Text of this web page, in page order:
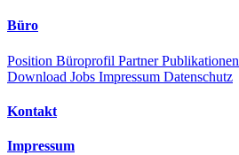
Büro
Position Büroprofil PartnerPublikationen
Download Jobs Impressum Datenschutz
Kontakt
Impressum